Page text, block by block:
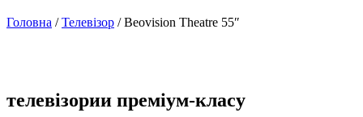
Головна /Телевізор / Beovision Theatre 55″
телевізории преміум-класу